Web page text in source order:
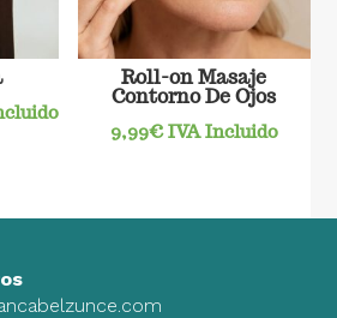
Roll-on Masaje
Contorno De Ojos
9,99€ IVA Incluido